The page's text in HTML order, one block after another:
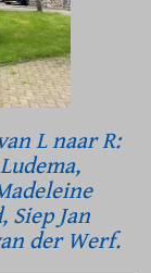
L naar R:
Siep Jan
der Werf.